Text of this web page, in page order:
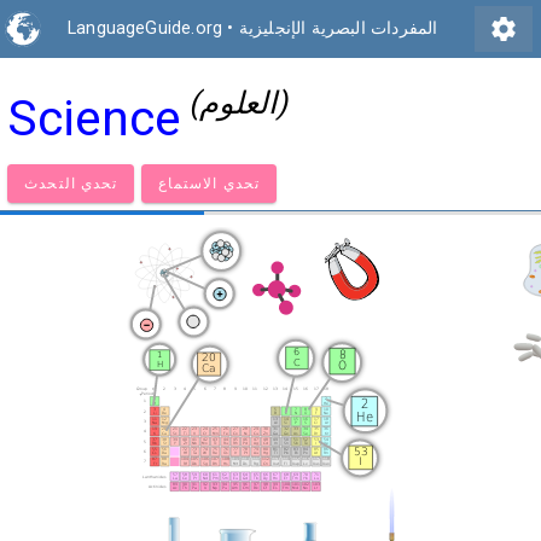
LanguageGuide.org • المفردات البصرية الإنجليزية settings
Science (العلوم)
تحدي التحدث تحدي الاستماع